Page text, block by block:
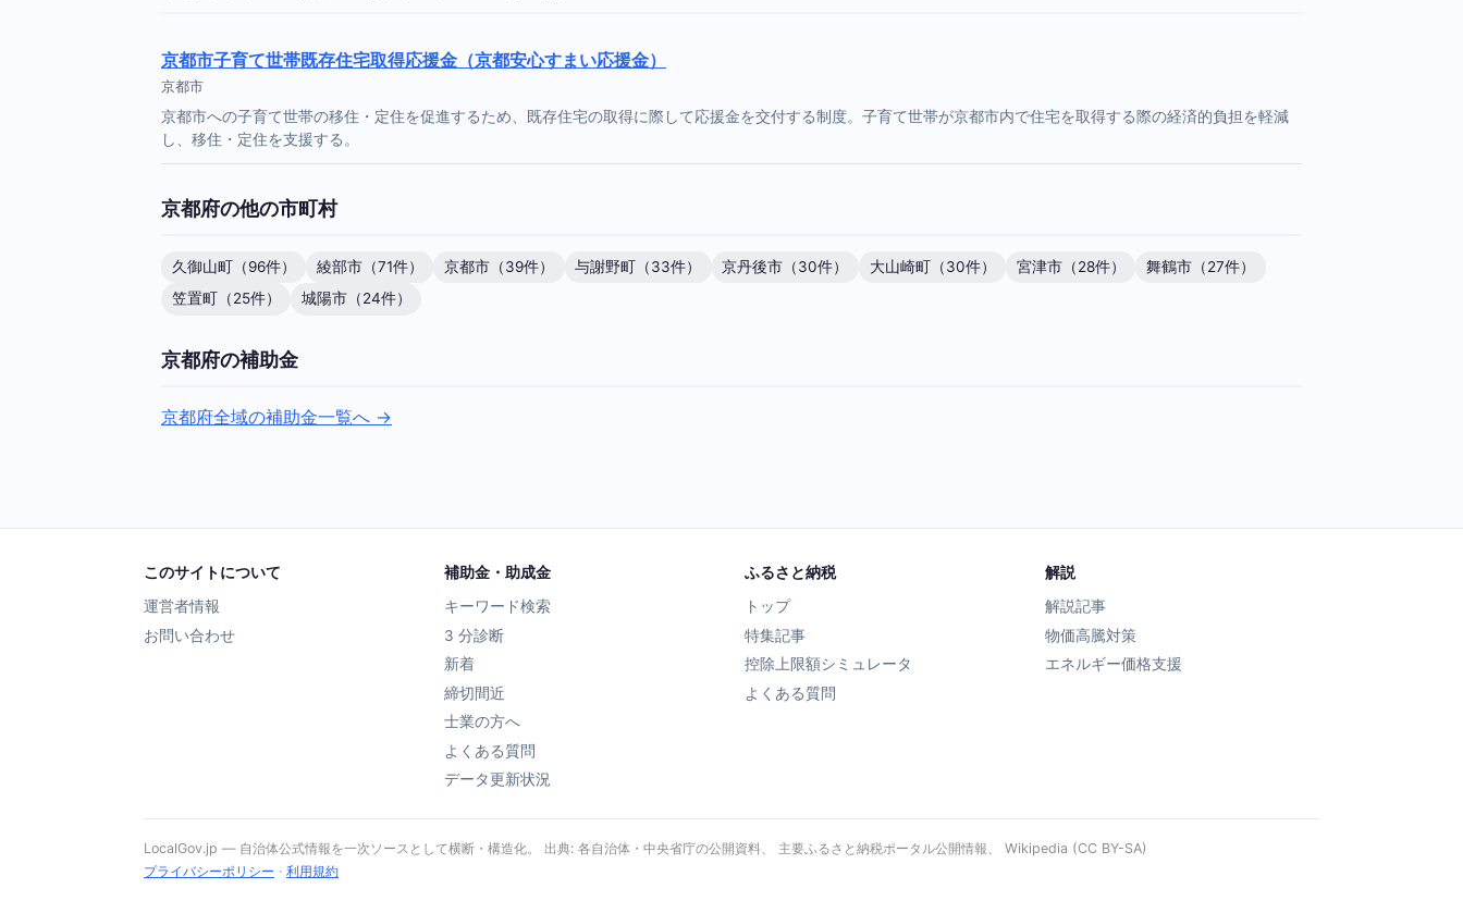
京都市子育て世帯既存住宅取得応援金（京都安心すまい応援金）
京都市
京都市への子育て世帯の移住・定住を促進するため、既存住宅の取得に際して応援金を交付する制度。子育て世帯が京都市内で住宅を取得する際の経済的負担を軽減
し、移住・定住を支援する。
京都府の他の市町村
久御山町（96件） 綾部市（71件） 京都市（39件） 与謝野町（33件） 京丹後市（30件） 大山崎町（30件） 宮津市（28件）
舞鶴市（27件）
笠置町（25件）
城陽市（24件）
京都府の補助金
京都府全域の補助金一覧へ →
このサイトについて
運営者情報
お問い合わせ
補助金・助成金
キーワード検索
3 分診断
新着
締切間近
士業の方へ
よくある質問
データ更新状況
ふるさと納税
トップ
特集記事
控除上限額シミュレータ
よくある質問
解説
解説記事
物価高騰対策
エネルギー価格支援
LocalGov.jp — 自治体公式情報を一次ソースとして横断・構造化。 出典: 各自治体・中央省庁の公開資料、 主要ふるさと納税ポータル公開情報、 Wikipedia (CC BY-SA)
プライバシーポリシー · 利用規約